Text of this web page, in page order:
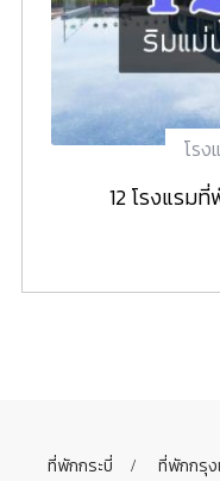
โรง
12 โรงแรม
ที่พักกระบี่ ที่พักกรุง